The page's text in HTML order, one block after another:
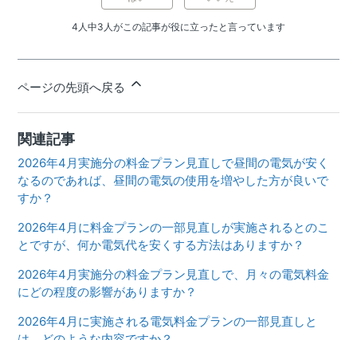
4人中3人がこの記事が役に立ったと言っています
ページの先頭へ戻る
関連記事
2026年4月実施分の料金プラン見直しで昼間の電気が安く
なるのであれば、昼間の電気の使用を増やした方が良いで
すか？
2026年4月に料金プランの一部見直しが実施されるとのこ
とですが、何か電気代を安くする方法はありますか？
2026年4月実施分の料金プラン見直しで、月々の電気料金
にどの程度の影響がありますか？
2026年4月に実施される電気料金プランの一部見直しと